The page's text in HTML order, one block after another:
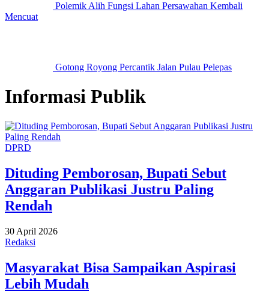
Polemik Alih Fungsi Lahan Persawahan Kembali
Mencuat
Gotong Royong Percantik Jalan Pulau Pelepas
Informasi Publik
DPRD
Dituding Pemborosan, Bupati Sebut
Anggaran Publikasi Justru Paling
Rendah
30 April 2026
Redaksi
Masyarakat Bisa Sampaikan Aspirasi
Lebih Mudah